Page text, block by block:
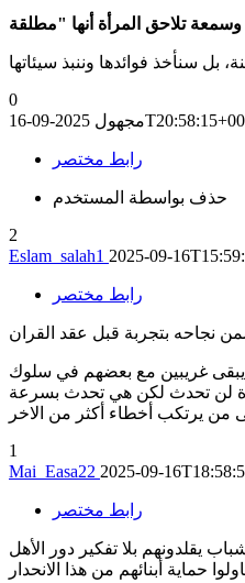
0
مجهول2025-09-
رابط مختصر
حذف بواسطة المستخدم
2
Eslam_salah1 2025-09-
رابط مختصر
يبقى غريبين مع بعضهم في سلوك
لن تحدث لكن هي تحدث بسرعة
1
Mai_Easa22 2025-09-
رابط مختصر
يقلدونهم بلا تفكير دور الأهل
حماية أبنائهم من هذا الانحدار